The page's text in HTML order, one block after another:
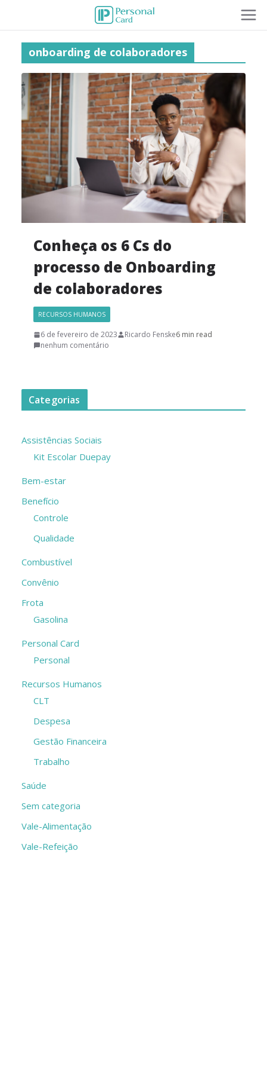
onboarding de colaboradores
Conheça os 6 Cs do
processo de Onboarding
de colaboradores
RECURSOS HUMANOS
6 de fevereiro de 2023 Ricardo Fenske6 min read
nenhum comentário
Categorias
Assistências Sociais
Kit Escolar Duepay
Bem-estar
Benefício
Controle
Qualidade
Combustível
Convênio
Frota
Gasolina
Personal Card
Personal
Recursos Humanos
CLT
Despesa
Gestão Financeira
Trabalho
Saúde
Sem categoria
Vale-Alimentação
Vale-Refeição